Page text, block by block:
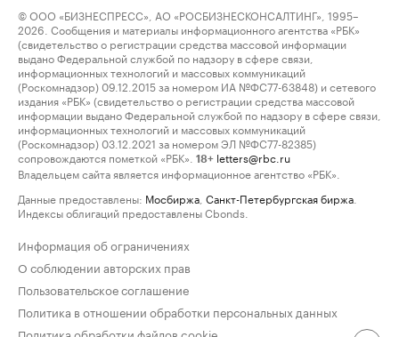
© ООО «БИЗНЕСПРЕСС», АО «РОСБИЗНЕСКОНСАЛТИНГ», 1995–
2026. Сообщения и материалы информационного агентства «РБК»
(свидетельство о регистрации средства массовой информации
выдано Федеральной службой по надзору в сфере связи,
информационных технологий и массовых коммуникаций
(Роскомнадзор) 09.12.2015 за номером ИА №ФС77-63848) и сетевого
издания «РБК» (свидетельство о регистрации средства массовой
информации выдано Федеральной службой по надзору в сфере связи,
информационных технологий и массовых коммуникаций
(Роскомнадзор) 03.12.2021 за номером ЭЛ №ФС77-82385)
сопровождаются пометкой «РБК».
18+ letters@rbc.ru
Владельцем сайта является информационное агентство «РБК».
Данные предоставлены: Мосбиржа Санкт-Петербургская биржа
Индексы облигаций предоставлены Cbonds.
Информация об ограничениях
О соблюдении авторских прав
Пользовательское соглашение
Политика в отношении обработки персональных данных